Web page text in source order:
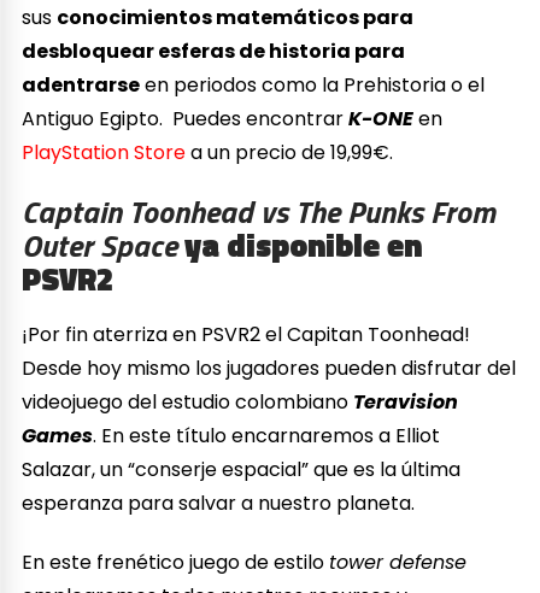
sus conocimientos matemáticos para
desbloquear esferas de historia para
adentrarseen periodos como la Prehistoria o el
Antiguo Egipto. Puedes encontrarK-ONEen
PlayStation Storea un precio de 19,99€.
Captain Toonhead vs The Punks From
Outer Spaceya disponible en
PSVR2
¡Por fin aterriza en PSVR2 el Capitan Toonhead!
Desde hoy mismo los jugadores pueden disfrutar del
videojuego del estudio colombiano Teravision
Games. En este título encarnaremos a Elliot
Salazar, un “conserje espacial” que es la última
esperanza para salvar a nuestro planeta.
En este frenético juego de estilo tower defense